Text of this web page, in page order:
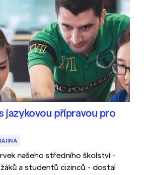
jazykovou přípravou pro
našeho středního školství -
a studentů cizinců - dostal